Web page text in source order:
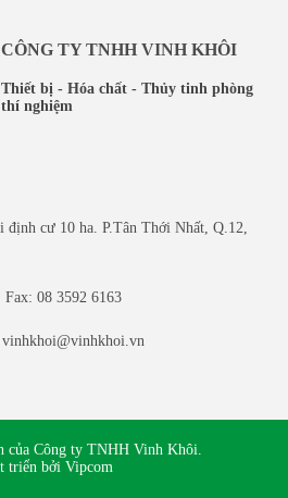
CÔNG TY TNHH VINH KHÔI
Thiết bị - Hóa chất - Thủy tinh phòng
thí nghiệm
cư 10 ha. P.Tân Thới Nhất, Q.12,
08 3592 6163
của Công ty TNHH Vinh Khôi.
triển bởi Vipcom